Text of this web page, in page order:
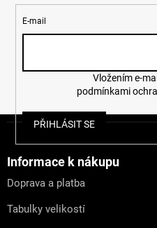
E-mail
podmínkami
PŘIHLÁSIT SE
Informace k nákupu
Doprava a platba
Tabulky velikostí